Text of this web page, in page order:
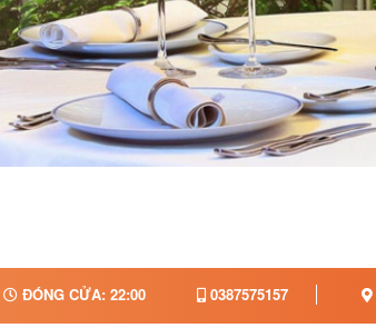
ĐÓNG CỬA: 22:00 0387575157